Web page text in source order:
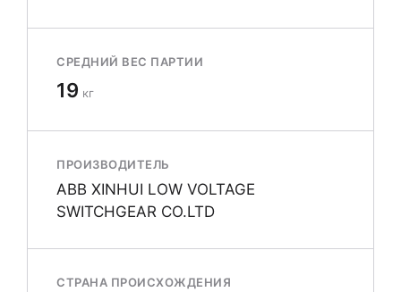
СРЕДНИЙ ВЕС ПАРТИИ
19 кг
ПРОИЗВОДИТЕЛЬ
ABB XINHUI LOW VOLTAGE
SWITCHGEAR CO.LTD
СТРАНА ПРОИСХОЖДЕНИЯ